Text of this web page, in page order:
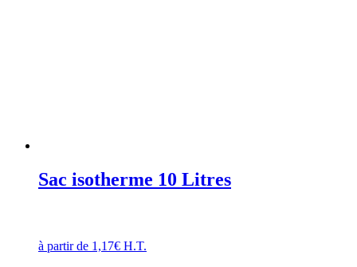
Sac isotherme 10 Litres
à partir de 1,17€ H.T.